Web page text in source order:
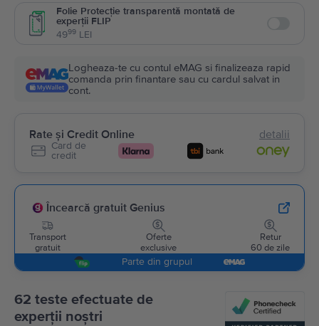
Folie Protecție transparentă montată de
experții FLIP
4999 LEI
Logheaza-te cu contul eMAG si finalizeaza rapid
comanda prin finantare sau cu cardul salvat in
cont.
Rate și Credit Online detalii
Card de
credit
Încearcă gratuit Genius
Transport
gratuit
Oferte
exclusive
Retur
60 de zile
Parte din grupul
62 teste efectuate de
experții noștri